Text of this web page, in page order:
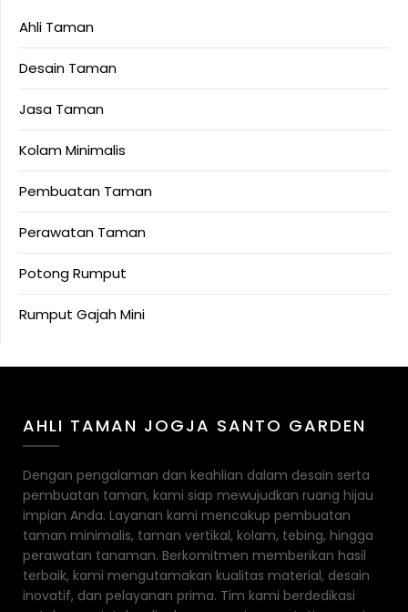
Ahli Taman
Desain Taman
Jasa Taman
Kolam Minimalis
Pembuatan Taman
Perawatan Taman
Potong Rumput
Rumput Gajah Mini
AHLI TAMAN JOGJA SANTO GARDEN
Dengan pengalaman dan keahlian dalam desain serta
pembuatan taman, kami siap mewujudkan ruang hijau
impian Anda. Layanan kami mencakup pembuatan
taman minimalis, taman vertikal, kolam, tebing, hingga
perawatan tanaman. Berkomitmen memberikan hasil
terbaik, kami mengutamakan kualitas material, desain
inovatif, dan pelayanan prima. Tim kami berdedikasi